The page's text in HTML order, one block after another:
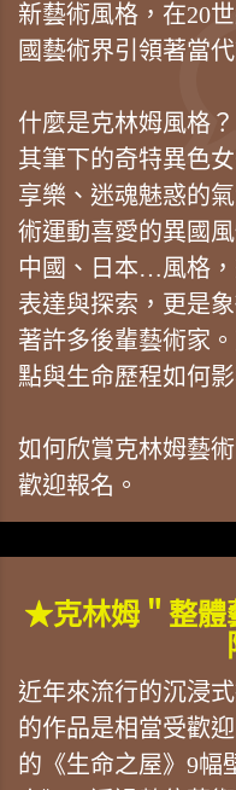
新藝術風格，在20
國藝術界引領著當
什麼是克林姆風格？
其筆下的奇特異色
享樂、迷魂魅惑的
術運動喜愛的異國
中國、日本…風格
表達與探索，更是
著許多後輩藝術家
點與生命歷程如何
如何欣賞克林姆藝
歡迎報名。
★克林姆＂整體
近年來流行的沉浸
的作品是相當受歡
的《生命之屋》9幅